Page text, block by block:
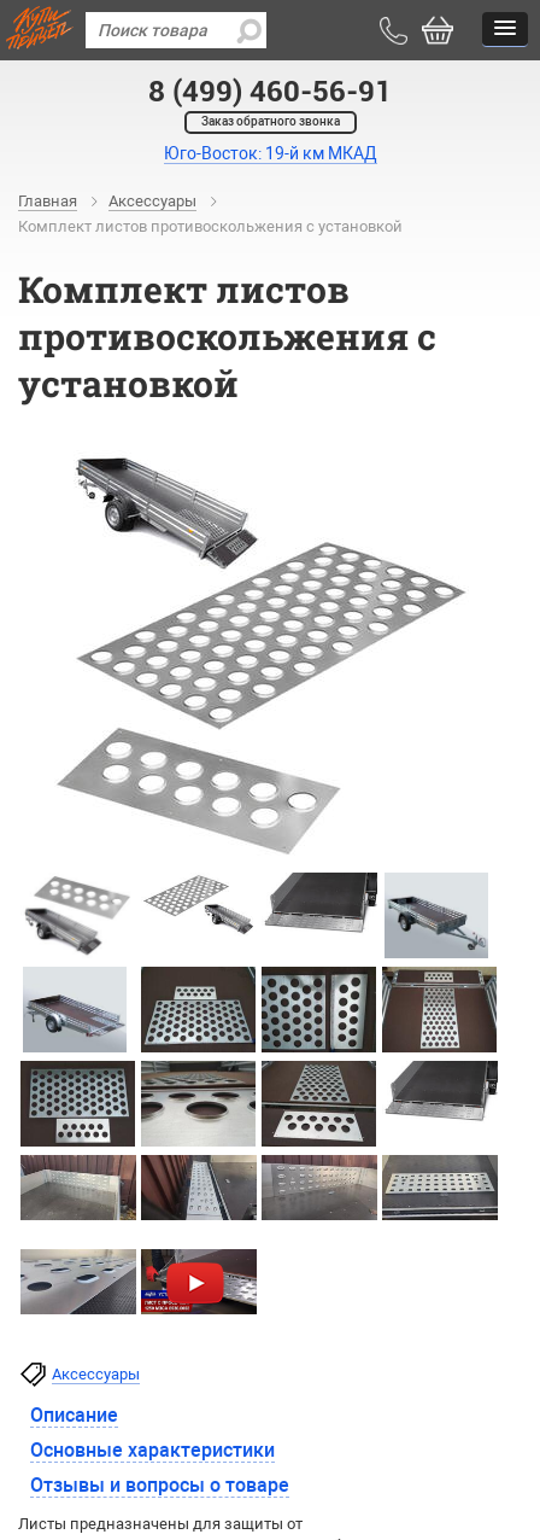
8 (499) 460-56-91
Заказ обратного звонка
Юго-Восток: 19-й км МКАД
Главная
Аксессуары
Комплект листов противоскольжения с установкой
Комплект листов
противоскольжения с
установкой
Аксессуары
Описание
Основные характеристики
Отзывы и вопросы о товаре
Листы предназначены для защиты от